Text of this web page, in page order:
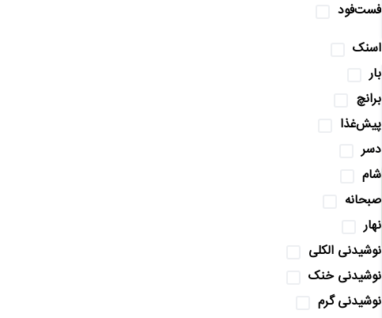
فست‌فود
اسنک
بار
برانچ
پیش‌غذا
دسر
شام
صبحانه
نهار
نوشیدنی الکلی
نوشیدنی خنک
نوشیدنی گرم